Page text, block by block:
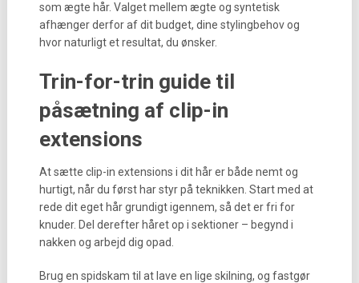
som ægte hår. Valget mellem ægte og syntetisk
afhænger derfor af dit budget, dine stylingbehov og
hvor naturligt et resultat, du ønsker.
Trin-for-trin guide til
påsætning af clip-in
extensions
At sætte clip-in extensions i dit hår er både nemt og
hurtigt, når du først har styr på teknikken. Start med at
rede dit eget hår grundigt igennem, så det er fri for
knuder. Del derefter håret op i sektioner – begynd i
nakken og arbejd dig opad.
Brug en spidskam til at lave en lige skilning, og fastgør